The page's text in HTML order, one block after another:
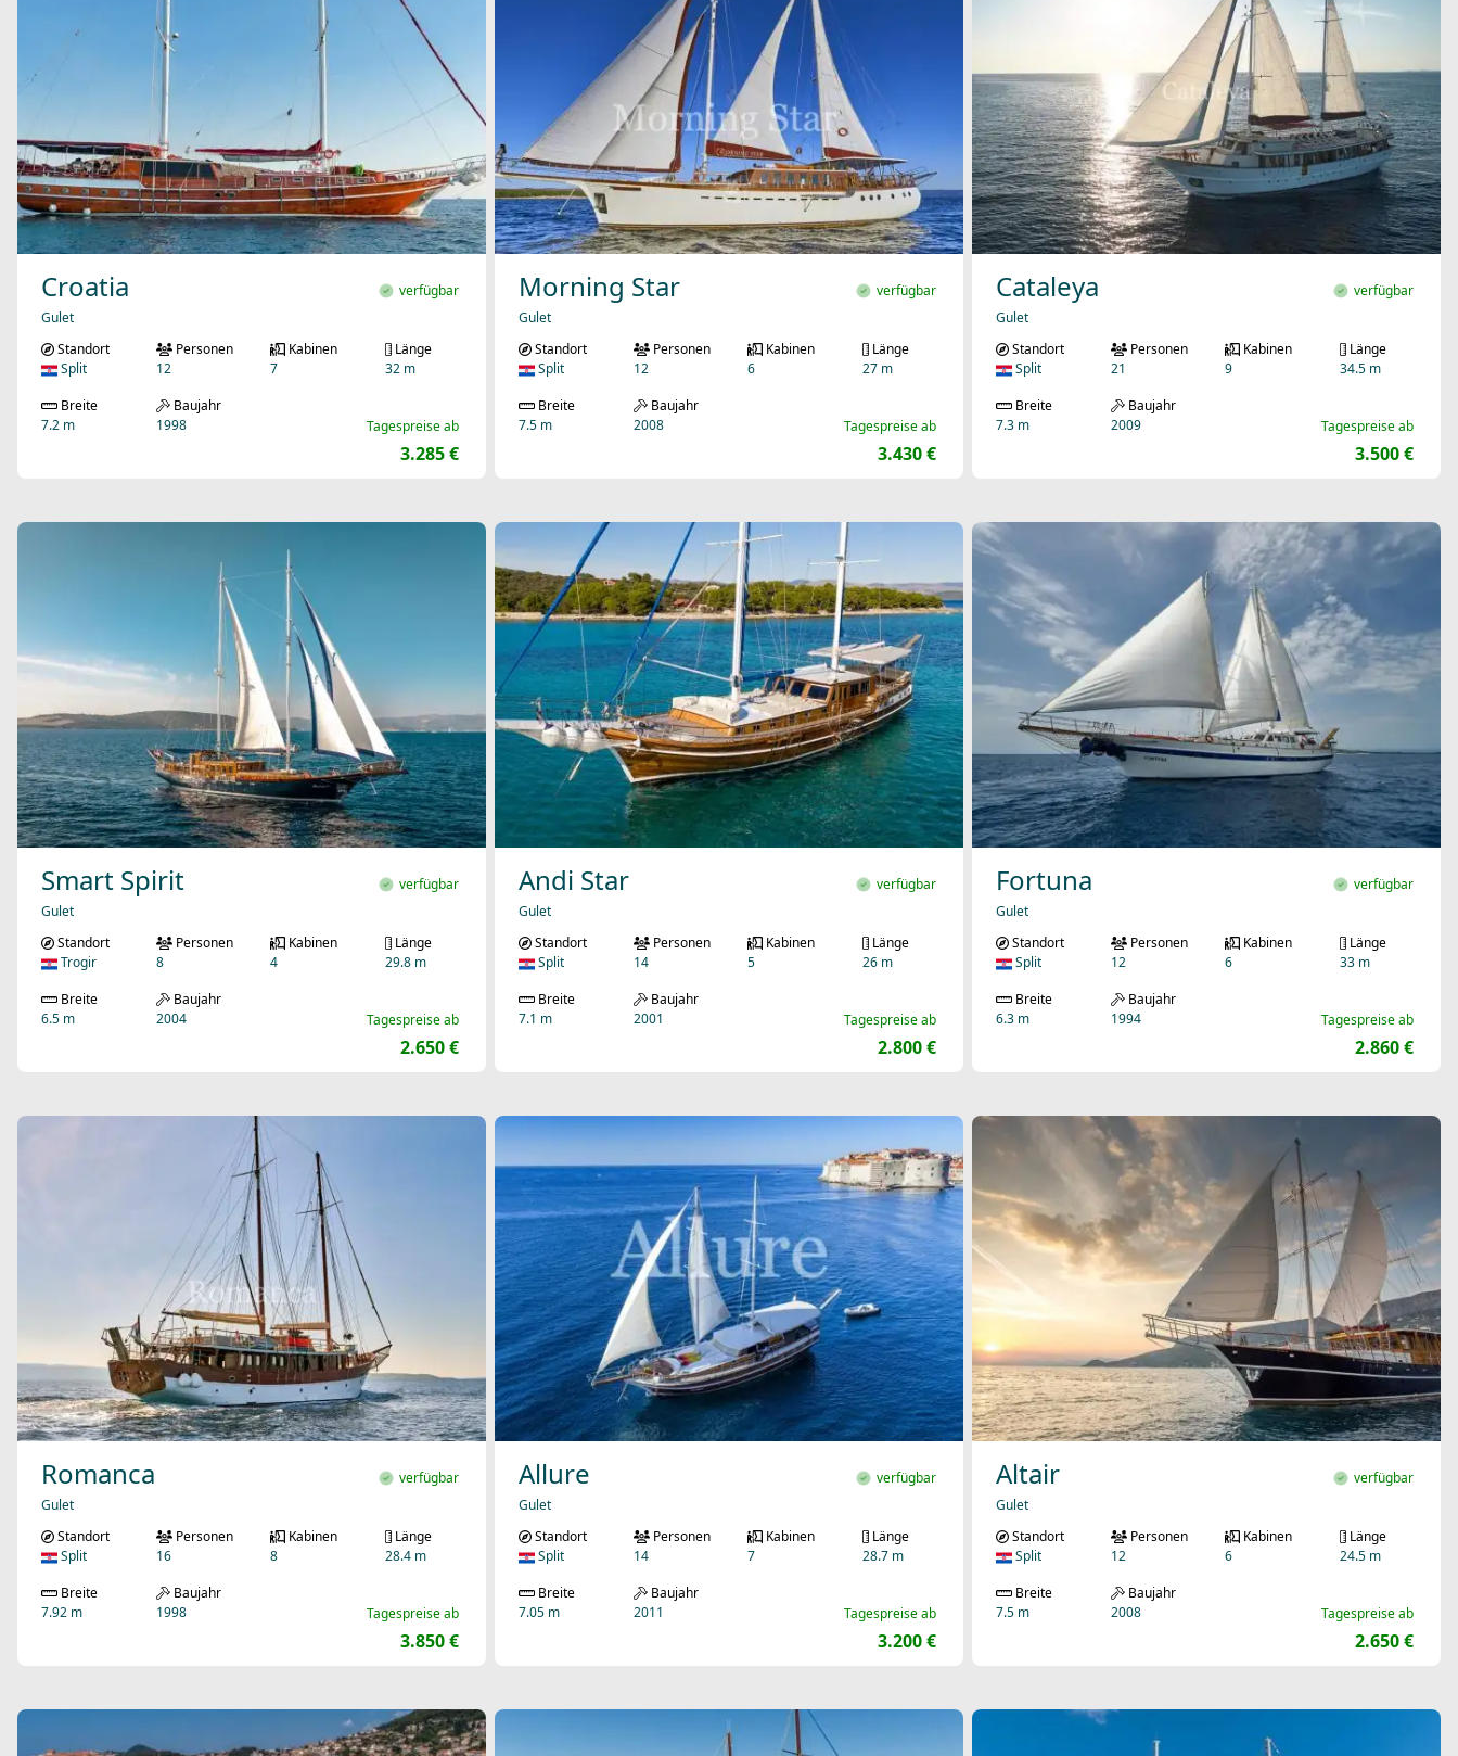
Croatia
Gulet
verfügbar
Tagespreise ab
3.285 €
Standort
Split
Personen
12
Kabinen
7
Länge
32 m
Breite
7.2 m
Baujahr
1998
Morning Star
Gulet
verfügbar
Tagespreise ab
3.430 €
Standort
Split
Personen
12
Kabinen
6
Länge
27 m
Breite
7.5 m
Baujahr
2008
Cataleya
Gulet
verfügbar
Tagespreise ab
3.500 €
Standort
Split
Personen
21
Kabinen
9
Länge
34.5 m
Breite
7.3 m
Baujahr
2009
Smart Spirit
Gulet
verfügbar
Tagespreise ab
2.650 €
Standort
Trogir
Personen
8
Kabinen
4
Länge
29.8 m
Breite
6.5 m
Baujahr
2004
Andi Star
Gulet
verfügbar
Tagespreise ab
2.800 €
Standort
Split
Personen
14
Kabinen
5
Länge
26 m
Breite
7.1 m
Baujahr
2001
Fortuna
Gulet
verfügbar
Tagespreise ab
2.860 €
Standort
Split
Personen
12
Kabinen
6
Länge
33 m
Breite
6.3 m
Baujahr
1994
Romanca
Gulet
verfügbar
Tagespreise ab
3.850 €
Standort
Split
Personen
16
Kabinen
8
Länge
28.4 m
Breite
7.92 m
Baujahr
1998
Allure
Gulet
verfügbar
Tagespreise ab
3.200 €
Standort
Split
Personen
14
Kabinen
7
Länge
28.7 m
Breite
7.05 m
Baujahr
2011
Altair
Gulet
verfügbar
Tagespreise ab
2.650 €
Standort
Split
Personen
12
Kabinen
6
Länge
24.5 m
Breite
7.5 m
Baujahr
2008